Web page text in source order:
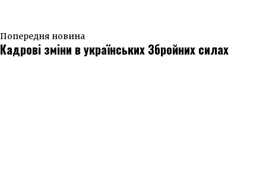
Попередня новина
Кадрові зміни в українських Збройних силах